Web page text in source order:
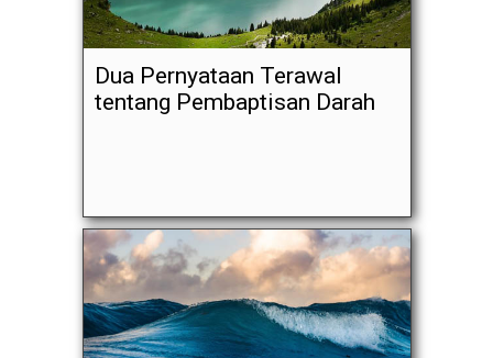
Dua Pernyataan Terawal
tentang Pembaptisan Darah